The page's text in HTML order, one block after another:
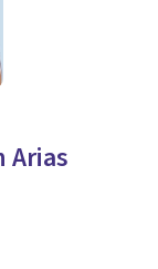
Arias